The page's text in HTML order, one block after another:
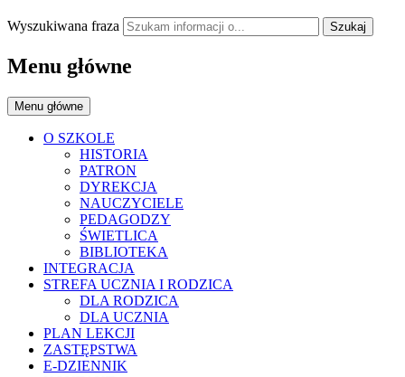
Wyszukiwana fraza Szukaj
Menu główne
Menu główne
O SZKOLE
HISTORIA
PATRON
DYREKCJA
NAUCZYCIELE
PEDAGODZY
ŚWIETLICA
BIBLIOTEKA
INTEGRACJA
STREFA UCZNIA I RODZICA
DLA RODZICA
DLA UCZNIA
PLAN LEKCJI
ZASTĘPSTWA
E-DZIENNIK